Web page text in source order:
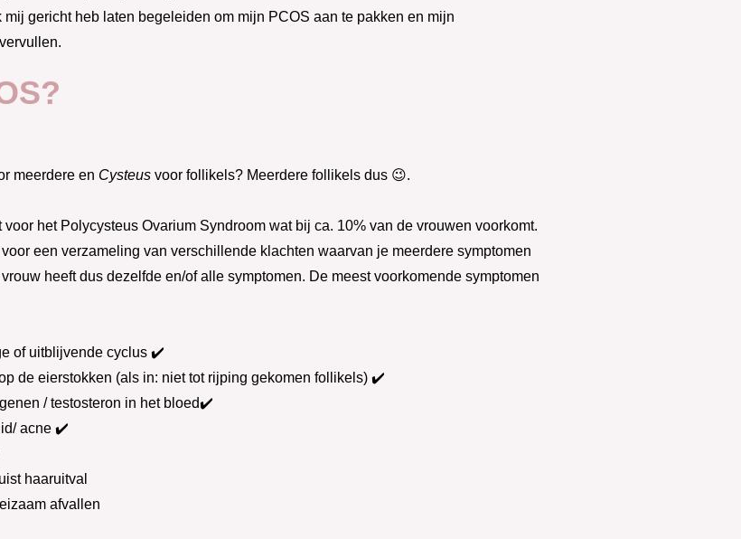
mij gericht heb laten begeleiden om mijn PCOS aan te pakken en mijn
meerdere en Cysteus voor follikels? Meerdere follikels dus 😉.
voor het Polycysteus Ovarium Syndroom wat bij ca. 10% van de vrouwen voorkomt.
een verzameling van verschillende klachten waarvan je meerdere symptomen
heeft dus dezelfde en/of alle symptomen. De meest voorkomende symptomen
of uitblijvende cyclus ✔️
de eierstokken (als in: niet tot rijping gekomen follikels) ✔️
/ testosteron in het bloed✔️
acne ✔️
haaruitval
afvallen